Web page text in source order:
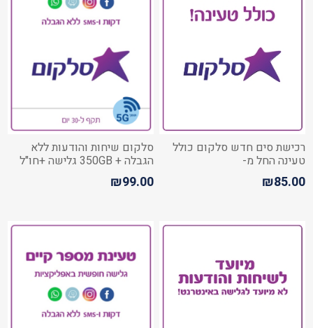
רכישת סים חדש סלקום כולל
טעינה החל מ-
₪85.00
סלקום שיחות והודעות ללא
הגבלה + 350GB גלישה +חו"ל
₪99.00